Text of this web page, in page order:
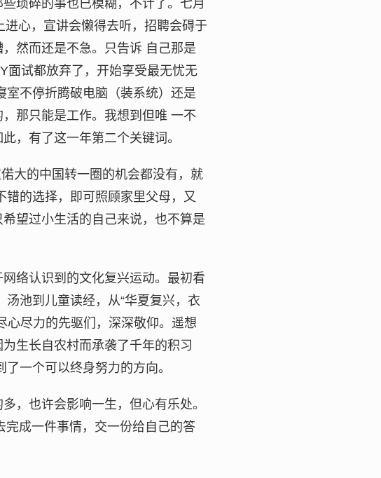
琐碎的事也已模糊，不计了。七月
心，宣讲会懒得去听，招聘会碍于
然而还是不急。只告诉 自己那是
面试都放弃了，开始享受最无忧无
不停折腾破电脑（装系统）还是
那只能是工作。我想到但唯 一不
，有了这一年第二个关键词。
大的中国转一圈的机会都没有，就
的选择，即可照顾家里父母，又
望过小生活的自己来说，也不算是
络认识到的文化复兴运动。最初看
池到儿童读经，从“华夏复兴，衣
心尽力的先驱们，深深敬仰。遥想
生长自农村而承袭了千年的积习
一个可以终身努力的方向。
，也许会影响一生，但心有乐处。
成一件事情，交一份给自己的答